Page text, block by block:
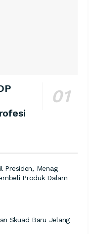
Presiden, Menag
Produk Dalam
Skuad Baru Jelang